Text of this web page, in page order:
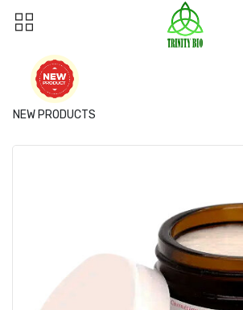
NEW PRODUCTS